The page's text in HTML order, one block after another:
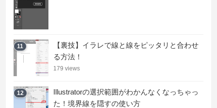
11
【裏技】イラレで線と線をピッタリと合わせ
る方法！
179 views
12
Illustratorの選択範囲がわかんなくなっちゃっ
た！境界線を隠すの使い方